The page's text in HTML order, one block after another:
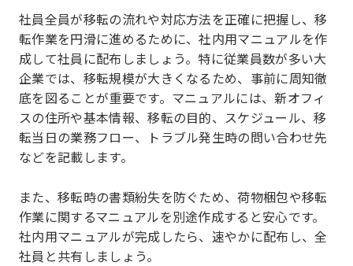
社員全員が移転の流れや対応方法を正確に把握し、移
転作業を円滑に進めるために、社内用マニュアルを作
成して社員に配布しましょう。特に従業員数が多い大
企業では、移転規模が大きくなるため、事前に周知徹
底を図ることが重要です。マニュアルには、新オフィ
スの住所や基本情報、移転の目的、スケジュール、移
転当日の業務フロー、トラブル発生時の問い合わせ先
などを記載します。
また、移転時の書類紛失を防ぐため、荷物梱包や移転
作業に関するマニュアルを別途作成すると安心です。
社内用マニュアルが完成したら、速やかに配布し、全
社員と共有しましょう。